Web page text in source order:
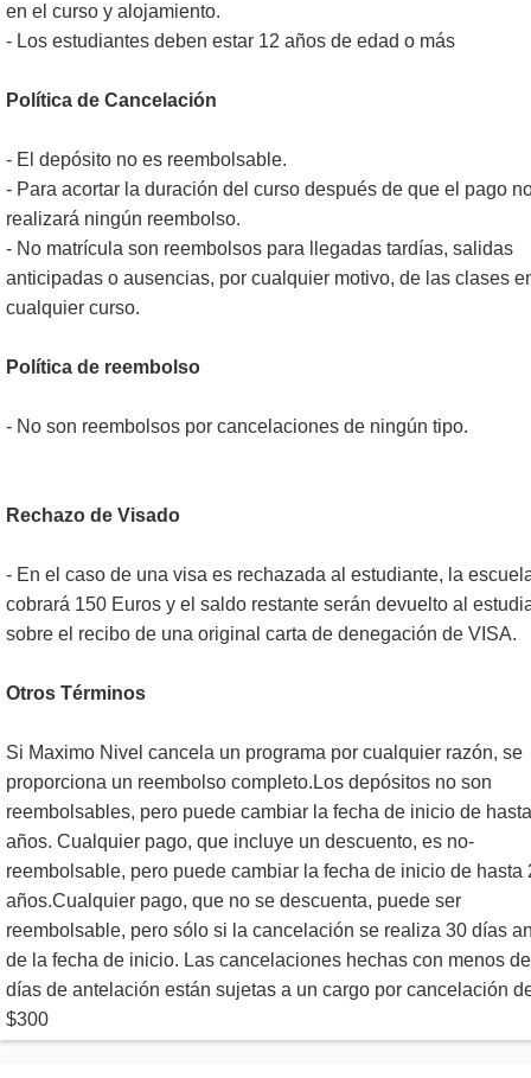
en el curso y alojamiento.
- Los estudiantes deben estar 12 años de edad o más
Política de Cancelación
- El depósito no es reembolsable.
- Para acortar la duración del curso después de que el pago
realizará ningún reembolso.
- No matrícula son reembolsos para llegadas tardías, salidas
anticipadas o ausencias, por cualquier motivo, de las clases
cualquier curso.
Política de reembolso
- No son reembolsos por cancelaciones de ningún tipo.
Rechazo de Visado
- En el caso de una visa es rechazada al estudiante, la
cobrará 150 Euros y el saldo restante serán devuelto al
sobre el recibo de una original carta de denegación de VISA.
Otros Términos
Si Maximo Nivel cancela un programa por cualquier razón, se
proporciona un reembolso completo.Los depósitos no son
reembolsables, pero puede cambiar la fecha de inicio de
años. Cualquier pago, que incluye un descuento, es no-
reembolsable, pero puede cambiar la fecha de inicio de hasta
años.Cualquier pago, que no se descuenta, puede ser
reembolsable, pero sólo si la cancelación se realiza 30 días
de la fecha de inicio. Las cancelaciones hechas con menos
días de antelación están sujetas a un cargo por cancelación
$300